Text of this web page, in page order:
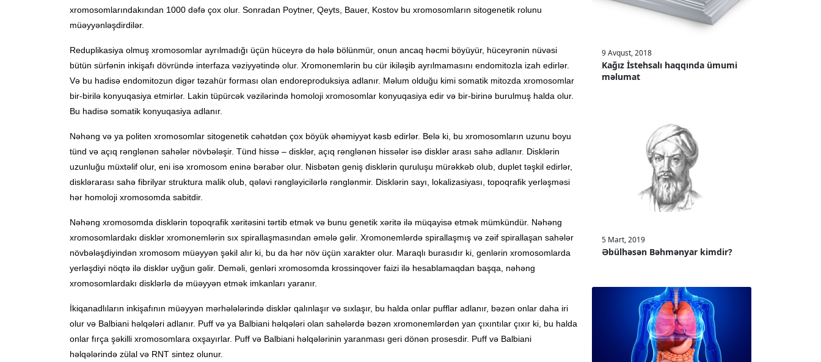
xromosomlarındakından 1000 dəfə çox olur. Sonradan Poytner, Qeyts, Bauer, Kostov bu xromosomların sitogenetik rolunu
müəyyənləşdirdilər.
Reduplikasiya olmuş xromosomlar ayrılmadığı üçün hüceyrə də hələ bölünmür, onun ancaq həcmi böyüyür, hüceyrənin nüvəsi
bütün sürfənin inkişafı dövründə interfaza vəziyyətində olur. Xromonemlərin bu cür ikiləşib ayrılmamasını endomitozla izah edirlər.
Və bu hadisə endomitozun digər təzahür forması olan endoreproduksiya adlanır. Məlum olduğu kimi somatik mitozda xromosomlar
bir-birilə konyuqasiya etmirlər. Lakin tüpürcək vəzilərində homoloji xromosomlar konyuqasiya edir və bir-birinə burulmuş halda olur.
Bu hadisə somatik konyuqasiya adlanır.
Nəhəng və ya politen xromosomlar sitogenetik cəhətdən çox böyük əhəmiyyət kəsb edirlər. Belə ki, bu xromosomların uzunu boyu
tünd və açıq rənglənən sahələr növbələşir. Tünd hissə – disklər, açıq rənglənən hissələr isə disklər arası sahə adlanır. Disklərin
uzunluğu müxtəlif olur, eni isə xromosom eninə bərabər olur. Nisbətən geniş disklərin quruluşu mürəkkəb olub, duplet təşkil edirlər,
disklərarası sahə fibrilyar struktura malik olub, qələvi rəngləyicilərlə rənglənmir. Disklərin sayı, lokalizasiyası, topoqrafik yerləşməsi
hər homoloji xromosomda sabitdir.
Nəhəng xromosomda disklərin topoqrafik xəritəsini tərtib etmək və bunu genetik xəritə ilə müqayisə etmək mümkündür. Nəhəng
xromosomlardakı disklər xromonemlərin sıx spirallaşmasından əmələ gəlir. Xromonemlərdə spirallaşmış və zəif spirallaşan sahələr
növbələşdiyindən xromosom müəyyən şəkil alır ki, bu da hər növ üçün xarakter olur. Maraqlı burasıdır ki, genlərin xromosomlarda
yerləşdiyi nöqtə ilə disklər uyğun gəlir. Deməli, genləri xromosomda krossinqover faizi ilə hesablamaqdan başqa, nəhəng
xromosomlardakı disklərlə də müəyyən etmək imkanları yaranır.
İkiqanadlıların inkişafının müəyyən mərhələlərində disklər qalınlaşır və sıxlaşır, bu halda onlar pufflar adlanır, bəzən onlar daha iri
olur və Balbiani həlqələri adlanır. Puff və ya Balbiani həlqələri olan sahələrdə bəzən xromonemlərdən yan çıxıntılar çıxır ki, bu halda
onlar fırça şəkilli xromosomlara oxşayırlar. Puff və Balbiani həlqələrinin yaranması geri dönən prosesdir. Puff və Balbiani
həlqələrində zülal və RNT sintez olunur.
9 Avqust, 2018
Kağız İstehsalı haqqında ümumi
məlumat
5 Mart, 2019
Əbülhəsən Bəhmənyar kimdir?